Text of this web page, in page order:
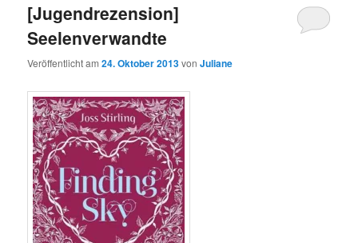
[Jugendrezension]
Seelenverwandte
Veröffentlicht am24. Oktober 2013vonJuliane